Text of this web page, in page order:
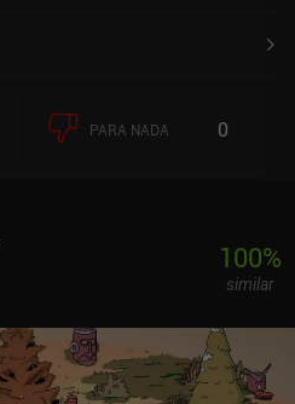
PARA NADA 0
100%
similar